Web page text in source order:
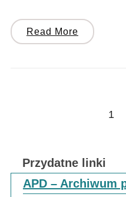
Read More
1
Przydatne linki
APD – Archiwum